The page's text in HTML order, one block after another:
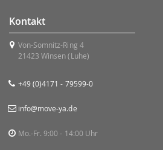
Kontakt
Von-Somnitz-Ring 4
21423 Winsen (Luhe)
+49 (0)4171 - 79599-0
info@move-ya.de
Mo.-Fr. 9:00 - 14:00 Uhr